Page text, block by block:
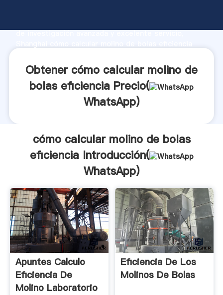
de investigación avanzada y excelente servicio,
clientes.
Obtener cómo calcular molino de
bolas eficiencia Precio(
WhatsApp)
cómo calcular molino de bolas
eficiencia Introducción(
WhatsApp)
Apuntes Calculo
Eficiencia De
Molino Laboratorio
Eficiencia De Los
Molinos De Bolas